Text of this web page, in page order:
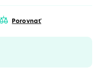
Porovnať